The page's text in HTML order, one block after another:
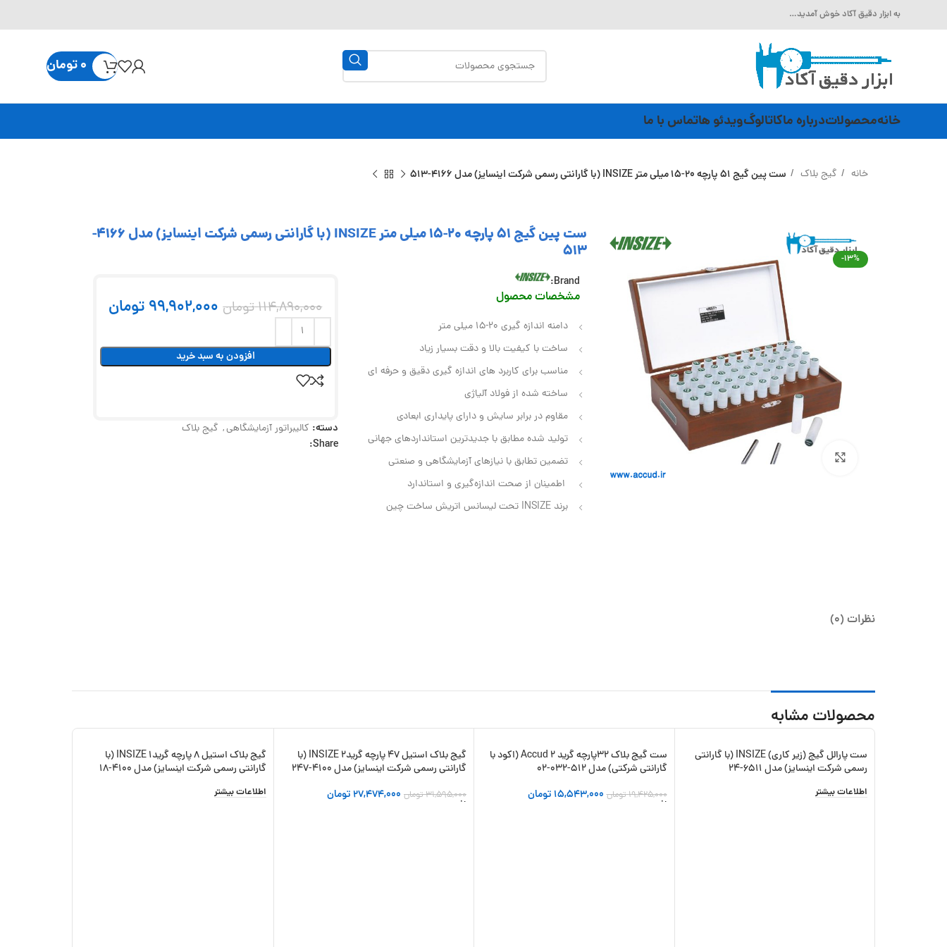
به ابزار دقیق آکاد خوش آمدید…
0تومان
خانهمحصولاتدرباره ماکاتالوگویدئو هاتماس با ما
خانه گیج بلاک ست پین گیج 51 پارچه 20-15 میلی متر INSIZE (با گارانتی رسمی شرکت اینسایز) مدل 4166-513
-13%
بزرگنمایی تصویر
ست پین گیج 51 پارچه 20-15 میلی متر INSIZE (با گارانتی رسمی شرکت اینسایز) مدل 4166-
513
Brand:
مشخصات محصول
دامنه اندازه گیری 20-15 میلی متر
ساخت با کیفیت بالا و دقت بسیار زیاد
مناسب برای کاربرد های اندازه‌ گیری دقیق و حرفه‌ ای
ساخته شده از فولاد آلیاژی
مقاوم در برابر سایش و دارای پایداری ابعادی
تولید شده مطابق با جدیدترین استانداردهای جهانی
تضمین تطابق با نیازهای آزمایشگاهی و صنعتی
اطمینان از صحت اندازه‌گیری و استاندارد
برند INSIZE تحت لیسانس اتریش ساخت چین
114,890,000تومان 99,902,000 تومان
افزودن به سبد خرید
دسته: کالیبراتور آزمایشگاهی, گیج بلاک
Share:
نظرات (0)
محصولات مشابه
ست پارالل گیج (زیر کاری) INSIZE (با گارانتی
رسمی شرکت اینسایز) مدل 6511-24
اطلاعات بیشتر
-20%
ست گیج بلاک 32پارچه گرید 2 Accud (اکود با
گارانتی شرکتی) مدل 512-032-02
19,425,000تومان 15,543,000 تومان
افزودن به سبد خرید
-13%
گیج بلاک استیل 47 پارچه گرید2 INSIZE (با
گارانتی رسمی شرکت اینسایز) مدل 4100-247
31,595,000تومان 27,474,000تومان
افزودن به سبد خرید
گیج بلاک استیل 8 پارچه گرید1 INSIZE (با
گارانتی رسمی شرکت اینسایز) مدل 4100-18
اطلاعات بیشتر